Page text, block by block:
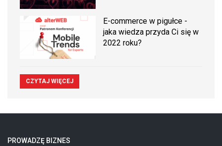
E-commerce w pigułce -
jaka wiedza przyda Ci się w
2022 roku?
CZYTAJ WIĘCEJ
PROWADZĘ BIZNES